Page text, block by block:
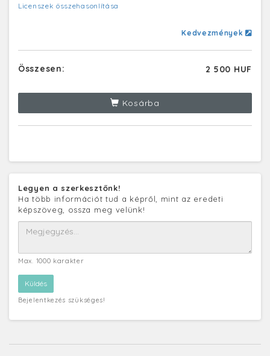
Licenszek összehasonlítása
Kedvezmények
Összesen: 2 500 HUF
Kosárba
Legyen a szerkesztőnk!
Ha több információt tud a képről, mint az eredeti
képszöveg, ossza meg velünk!
Max. 1000 karakter
Bejelentkezés szükséges!